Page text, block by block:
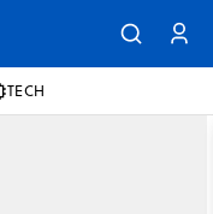
TECH